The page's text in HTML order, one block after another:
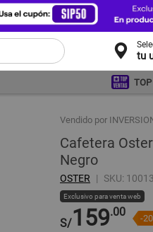
tu
TOP
Vendido por
Cafetera
Negro
OSTER SKU:
Exclusivo para venta web
S/159.00 -